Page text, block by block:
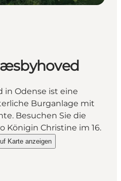
in Odense ist eine
Burganlage mit
Besuchen Sie die
Königin Christine im 16.
Næsbyhoved"
Karte anzeigen
Schloßruin Næsbyhoved on_map